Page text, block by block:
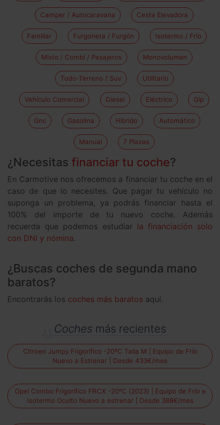
Camper / Autocaravana Cesta Elevadora
Familiar Furgoneta / Furgón Isotermo / Frío
Mixto / Combi / Pasajeros Monovolumen
Todo-Terreno / Suv Utilitario
Vehículo Comercial Diesel Eléctrico Glp
Gnc Gasolina Hibrido Automático
Manual 7 Plazas
¿Necesitas financiar tu coche?
En Carmotive nos ofrecemos a financiar tu coche en el
caso de que lo necesites. Que pagar tu vehículo no
suponga un problema, ya podrás financiar hasta el
100% del importe de tu nuevo coche. Además
recuerda que podemos estudiar la financiación solo
con DNI y nómina.
¿Buscas coches de segunda mano
baratos?
Encontrarás los coches más baratos aquí.
Coches más recientes
Citroen Jumpy Frigorífico -20ºC Talla M | Equipo de Frío
Nuevo a Estrenar | Desde 433€/mes
Opel Combo Frigorífico FRCX -20ºC (2023) | Equipo de Frío e
Isotermo Oculto Nuevo a estrenar | Desde 388€/mes